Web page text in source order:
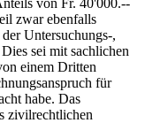
zwar ebenfalls
Untersuchungs-,
sei mit sachlichen
einem Dritten
für
habe. Das
zivilrechtlichen